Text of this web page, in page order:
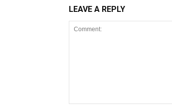
LEAVE A REPLY